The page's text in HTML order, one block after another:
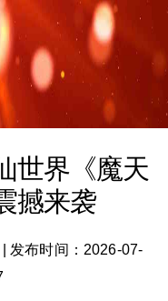
世界《魔天
撼来袭
发布时间：2026-07-